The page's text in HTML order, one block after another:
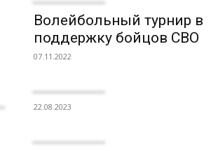
Волейбольный турнир в
поддержку бойцов СВО
07.11.2022
22.08.2023